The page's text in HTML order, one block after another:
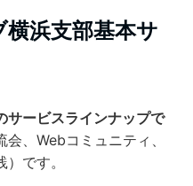
浜支部基本サ
サービスラインナップで
、Webコミュニティ、
です。